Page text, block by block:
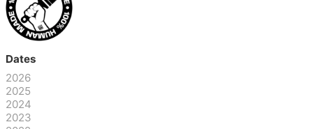
Dates
2026
2025
2024
2023